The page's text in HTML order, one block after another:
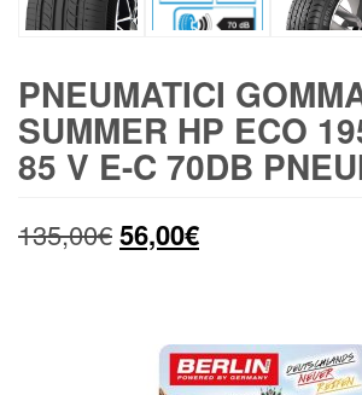
PNEUMATICI
SUMMER HP ECO
85 V E-C 70DB
135,00€Il
56,00€Il
è: